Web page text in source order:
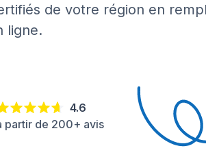
de votre région en
ligne.
4.6
partir de 200+ avis